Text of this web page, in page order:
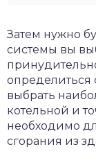
Затем нужно
системы вы
определиться
выбрать
котельной и
необходимо
сгорания из